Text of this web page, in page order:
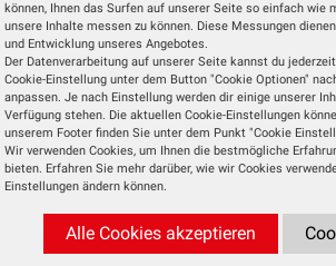
DoorBird D11x-
können, Ihnen das Surfen auf unserer Seite so einfach wie
unsere Inhalte messen zu können. Diese Messungen
und Entwicklung unseres Angebotes.
Der Datenverarbeitung auf unserer Seite kannst du
Cookie-Einstellung unter dem Button "Cookie Optionen"
anpassen. Je nach Einstellung werden dir einige unserer
Verfügung stehen. Die aktuellen Cookie-Einstellungen
unserem Footer finden Sie unter dem Punkt "Cookie
Wir verwenden Cookies, um Ihnen die bestmögliche
bieten. Erfahren Sie mehr darüber, wie wir Cookies
Einstellungen ändern können.
Alle Cookies akzeptieren